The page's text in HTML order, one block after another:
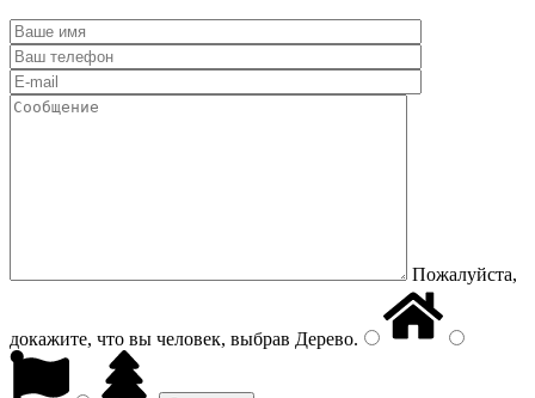
Пожалуйста,
докажите, что вы человек, выбрав Дерево.